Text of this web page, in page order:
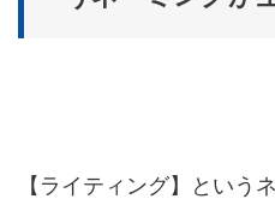
【ライティング】という